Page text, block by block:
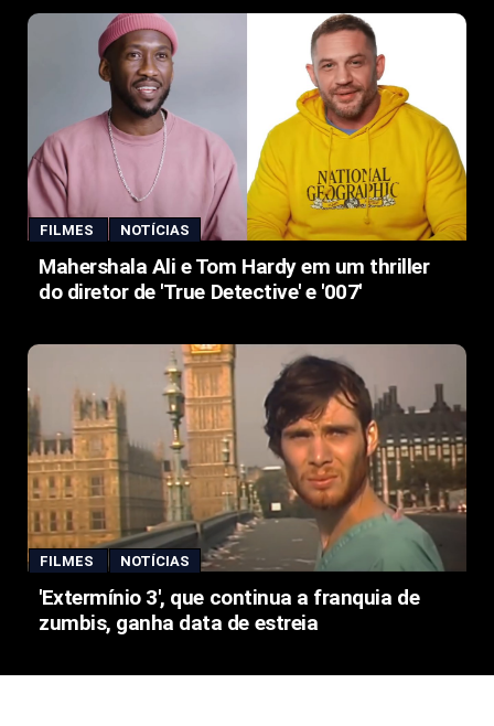
FILMES NOTÍCIAS
Mahershala Ali e Tom Hardy em um thriller
do diretor de 'True Detective' e '007'
FILMES NOTÍCIAS
'Extermínio 3', que continua a franquia de
zumbis, ganha data de estreia